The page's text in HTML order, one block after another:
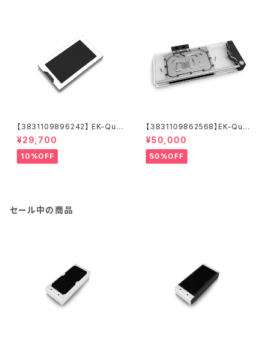
【3831109896242】 EK-Qua
ntum Lumen 7"LCD - Nick
el
¥29,700
10%OFF
【3831109862568】EK-Quan
tum Vector² Trio RTX 308
0/90 ABP Set D-RGB - Nic
kel + Plexi
¥50,000
50%OFF
セール中の商品